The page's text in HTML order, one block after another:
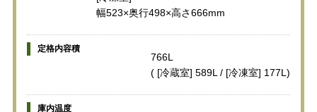
幅523×奥行498×高さ666mm
定格内容積
766L
( [冷蔵室] 589L / [冷凍室] 177L)
庫内温度